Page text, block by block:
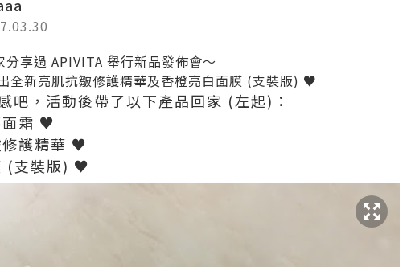
分享過 APIVITA 舉行新品發佈會～
全新亮肌抗皺修護精華及香橙亮白面膜 (支裝版) ♥
吧，活動後帶了以下產品回家 (左起)：
霜 ♥
護精華 ♥
(支裝版) ♥